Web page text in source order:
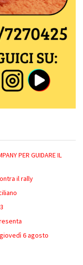
PER GUIDARE IL
il rally
6 agosto